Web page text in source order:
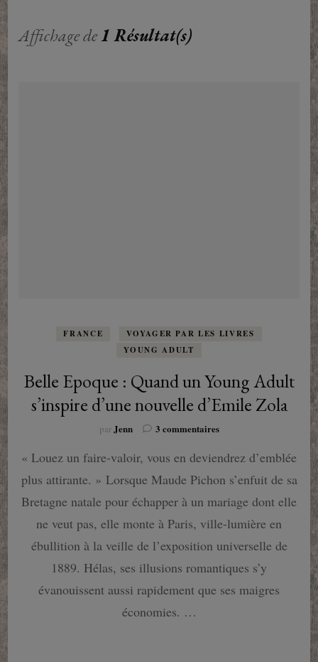
Affichage de1 Résultat(s)
FRANCE
VOYAGER PAR LES LIVRES
YOUNG ADULT
Belle Epoque : Quand un Young Adult
s’inspire d’une nouvelle d’Emile Zola
par Jenn 3 commentairessur
Epoque
Quand
un
Young
Adult
s’inspire
nouvelle
Zola
« Louez un faire-valoir, vous en deviendrez d’emblée
plus attirante. » Lorsque Maude Pichon s’enfuit de sa
Bretagne natale pour échapper à un mariage dont elle
ne veut pas, elle monte à Paris, ville-lumière en
ébullition à la veille de l’exposition universelle de
1889. Hélas, ses illusions romantiques s’y
évanouissent aussi rapidement que ses maigres
économies. …